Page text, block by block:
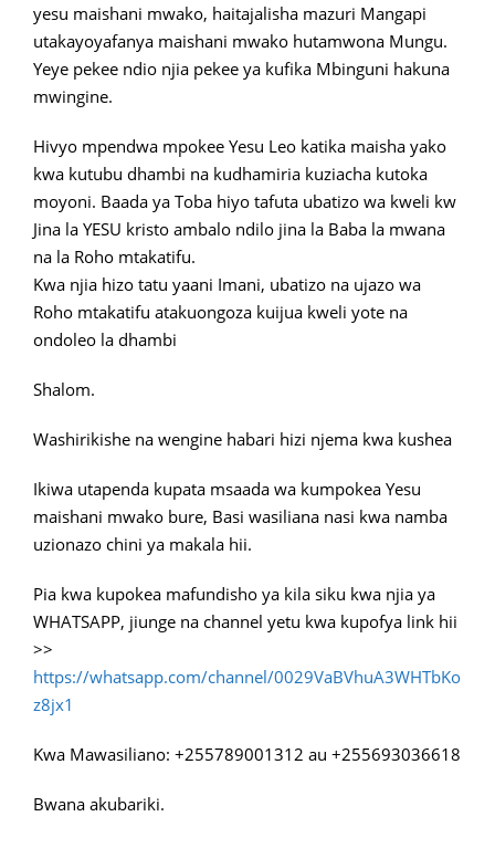
yesu maishani mwako, haitajalisha mazuri Mangapi
utakayoyafanya maishani mwako hutamwona Mungu.
Yeye pekee ndio njia pekee ya kufika Mbinguni hakuna
mwingine.
Hivyo mpendwa mpokee Yesu Leo katika maisha yako
kwa kutubu dhambi na kudhamiria kuziacha kutoka
moyoni. Baada ya Toba hiyo tafuta ubatizo wa kweli kw
Jina la YESU kristo ambalo ndilo jina la Baba la mwana
na la Roho mtakatifu.
Kwa njia hizo tatu yaani Imani, ubatizo na ujazo wa
Roho mtakatifu atakuongoza kuijua kweli yote na
ondoleo la dhambi
Shalom.
Washirikishe na wengine habari hizi njema kwa kushea
Ikiwa utapenda kupata msaada wa kumpokea Yesu
maishani mwako bure, Basi wasiliana nasi kwa namba
uzionazo chini ya makala hii.
Pia kwa kupokea mafundisho ya kila siku kwa njia ya
WHATSAPP, jiunge na channel yetu kwa kupofya link hii
>>
https://whatsapp.com/channel/0029VaBVhuA3WHTbKo
z8jx1
Kwa Mawasiliano: +255789001312 au +255693036618
Bwana akubariki.